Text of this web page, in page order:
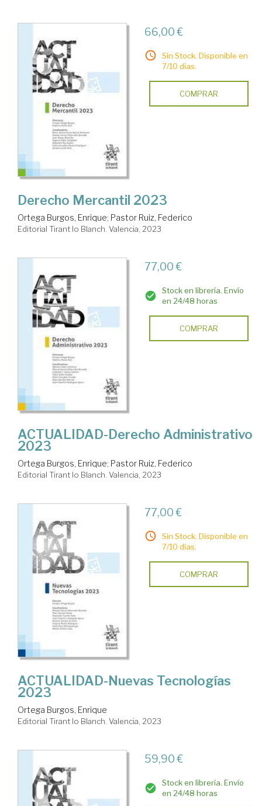
66,00 €
Sin Stock. Disponible en
7/10 días.
COMPRAR
Derecho Mercantil 2023
Ortega Burgos, Enrique; Pastor Ruiz, Federico
Editorial Tirant lo Blanch. Valencia, 2023
77,00 €
Stock en librería. Envío
en 24/48 horas
COMPRAR
ACTUALIDAD-Derecho Administrativo
2023
Ortega Burgos, Enrique; Pastor Ruiz, Federico
Editorial Tirant lo Blanch. Valencia, 2023
77,00 €
Sin Stock. Disponible en
7/10 días.
COMPRAR
ACTUALIDAD-Nuevas Tecnologías
2023
Ortega Burgos, Enrique
Editorial Tirant lo Blanch. Valencia, 2023
59,90 €
Stock en librería. Envío
en 24/48 horas